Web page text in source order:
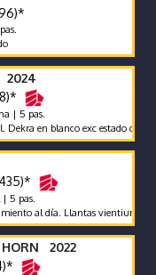
2024
| 5 pas.
en blanco exc estado carrocería
5 pas.
al día. Llantas vientiuno doble
2022